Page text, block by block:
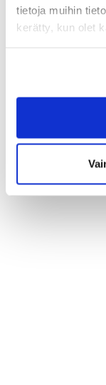
tietoja muihin
kerätty, kun olet